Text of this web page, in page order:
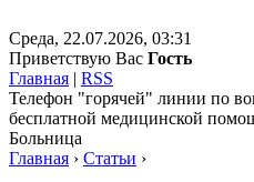
Среда, 22.07.2026, 03:31
Приветствую Вас Гость
Главная | RSS
Телефон "горячей" линии по
бесплатной медицинской
Больница
Главная › Статьи ›